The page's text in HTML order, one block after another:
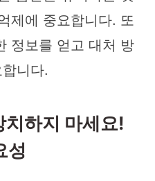
제에 중요합니다. 또
정보를 얻고 대처 방
니다.
치하지 마세요!
성